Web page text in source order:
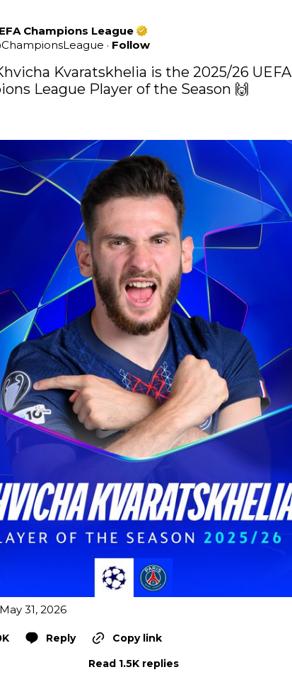
Champions League
ChampionsLeague · Follow
Kvaratskhelia is the 2025/26 UEFA
League Player of the Season 🙌
31, 2026
Reply
Copy link
Read 1.5K replies